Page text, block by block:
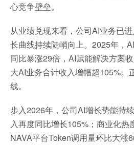
心竞争壁垒。
从业绩兑现来看，公司AI业务已
长曲线持续陡峭向上。2025年，
同比暴涨29倍，AI赋能解决方案
大AI业务合计收入增幅超105%。
线。
步入2026年，公司AI增长势能持
入再度同比增长105%；商业化热
NAVA平台Token调用量环比大涨